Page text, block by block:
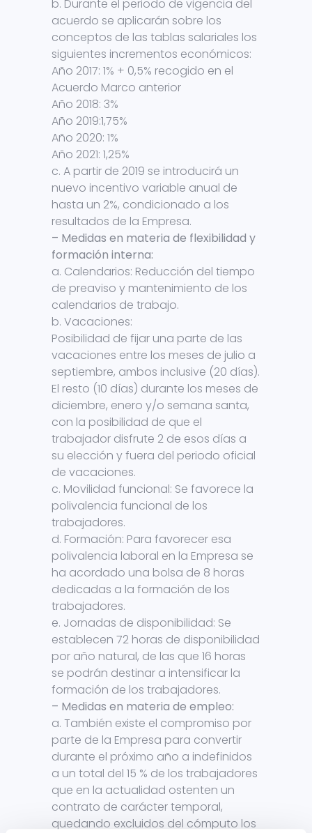
b. Durante el periodo de vigencia del
acuerdo se aplicarán sobre los
conceptos de las tablas salariales los
siguientes incrementos económicos:
Año 2017: 1% + 0,5% recogido en el
Acuerdo Marco anterior
Año 2018: 3%
Año 2019:1,75%
Año 2020: 1%
Año 2021: 1,25%
c. A partir de 2019 se introducirá un
nuevo incentivo variable anual de
hasta un 2%, condicionado a los
resultados de la Empresa.
– Medidas en materia de flexibilidad y
formación interna:
a. Calendarios: Reducción del tiempo
de preaviso y mantenimiento de los
calendarios de trabajo.
b. Vacaciones:
Posibilidad de fijar una parte de las
vacaciones entre los meses de julio a
septiembre, ambos inclusive (20 días).
El resto (10 días) durante los meses de
diciembre, enero y/o semana santa,
con la posibilidad de que el
trabajador disfrute 2 de esos días a
su elección y fuera del periodo oficial
de vacaciones.
c. Movilidad funcional: Se favorece la
polivalencia funcional de los
trabajadores.
d. Formación: Para favorecer esa
polivalencia laboral en la Empresa se
ha acordado una bolsa de 8 horas
dedicadas a la formación de los
trabajadores.
e. Jornadas de disponibilidad: Se
establecen 72 horas de disponibilidad
por año natural, de las que 16 horas
se podrán destinar a intensificar la
formación de los trabajadores.
– Medidas en materia de empleo:
a. También existe el compromiso por
parte de la Empresa para convertir
durante el próximo año a indefinidos
a un total del 15 % de los trabajadores
que en la actualidad ostenten un
contrato de carácter temporal,
quedando excluidos del cómputo los